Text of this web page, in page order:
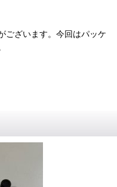
ございます。今回はパッケ